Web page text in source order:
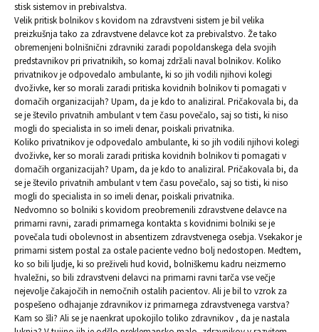
stisk sistemov in prebivalstva.
Velik pritisk bolnikov s kovidom na zdravstveni sistem je bil velika
preizkušnja tako za zdravstvene delavce kot za prebivalstvo. Že tako
obremenjeni bolnišnični zdravniki zaradi popoldanskega dela svojih
predstavnikov pri privatnikih, so komaj zdržali naval bolnikov. Koliko
privatnikov je odpovedalo ambulante, ki so jih vodili njihovi kolegi
dvoživke, ker so morali zaradi pritiska kovidnih bolnikov ti pomagati v
domačih organizacijah? Upam, da je kdo to analiziral. Pričakovala bi, da
se je število privatnih ambulant v tem času povečalo, saj so tisti, ki niso
mogli do specialista in so imeli denar, poiskali privatnika.
Koliko privatnikov je odpovedalo ambulante, ki so jih vodili njihovi kolegi
dvoživke, ker so morali zaradi pritiska kovidnih bolnikov ti pomagati v
domačih organizacijah? Upam, da je kdo to analiziral. Pričakovala bi, da
se je število privatnih ambulant v tem času povečalo, saj so tisti, ki niso
mogli do specialista in so imeli denar, poiskali privatnika.
Nedvomno so bolniki s kovidom preobremenili zdravstvene delavce na
primarni ravni, zaradi primarnega kontakta s kovidnimi bolniki se je
povečala tudi obolevnost in absentizem zdravstvenega osebja. Vsekakor je
primarni sistem postal za ostale paciente vedno bolj nedostopen. Medtem,
ko so bili ljudje, ki so preživeli hud kovid, bolniškemu kadru neizmerno
hvaležni, so bili zdravstveni delavci na primarni ravni tarča vse večje
nejevolje čakajočih in nemočnih ostalih pacientov. Ali je bil to vzrok za
pospešeno odhajanje zdravnikov iz primarnega zdravstvenega varstva?
Kam so šli? Ali se je naenkrat upokojilo toliko zdravnikov , da je nastala